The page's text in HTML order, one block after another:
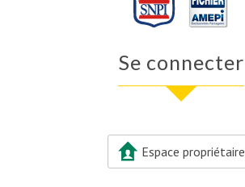
Se connecter
Espace propriétaire